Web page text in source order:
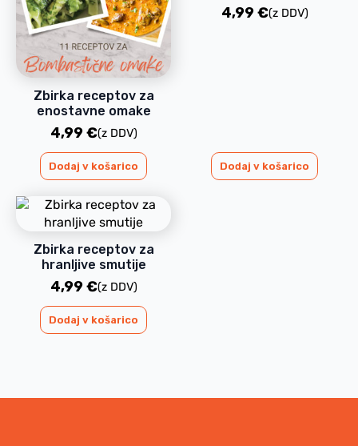
Zbirka receptov za
enostavne omake
4,99€(z DDV)
Dodaj v košarico
4,99€(z DDV)
Dodaj v košarico
Zbirka receptov za
hranljive smutije
4,99€(z DDV)
Dodaj v košarico